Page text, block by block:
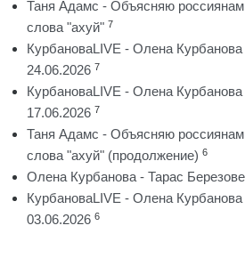
Таня Адамс - Объясняю россиянам
слова "ахуй" 7
КурбановаLIVE - Олена
24.06.2026 7
КурбановаLIVE - Олена
17.06.2026 7
Таня Адамс - Объясняю россиянам
слова "ахуй" (продолжение) 6
Олена Курбанова - Тарас
КурбановаLIVE - Олена
03.06.2026 6